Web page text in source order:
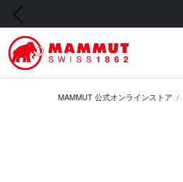
前の画像
MAMMUT 公式オンラインストア